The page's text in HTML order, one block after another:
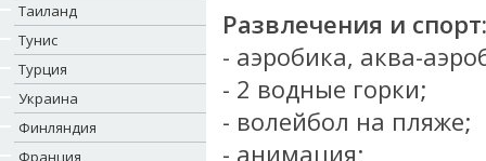
Таиланд
Тунис
Турция
Украина
Финляндия
Франция
Развлечения и спорт:
- аэробика, аква-
- 2 водные горки;
- волейбол на пляже;
- анимация;